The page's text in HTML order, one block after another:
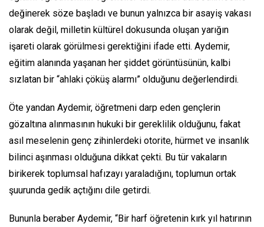
değinerek söze başladı ve bunun yalnızca bir asayiş vakası
olarak değil, milletin kültürel dokusunda oluşan yarığın
işareti olarak görülmesi gerektiğini ifade etti. Aydemir,
eğitim alanında yaşanan her şiddet görüntüsünün, kalbi
sızlatan bir “ahlaki çöküş alarmı” olduğunu değerlendirdi.
Öte yandan Aydemir, öğretmeni darp eden gençlerin
gözaltına alınmasının hukuki bir gereklilik olduğunu, fakat
asıl meselenin genç zihinlerdeki otorite, hürmet ve insanlık
bilinci aşınması olduğuna dikkat çekti. Bu tür vakaların
birikerek toplumsal hafızayı yaraladığını, toplumun ortak
şuurunda gedik açtığını dile getirdi.
Bununla beraber Aydemir, “Bir harf öğretenin kırk yıl hatırının